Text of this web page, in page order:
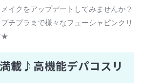
イクをアップデートしてみませんか？
チプラまで様々なフューシャピンクリ
★
載♪高機能デパコスリ